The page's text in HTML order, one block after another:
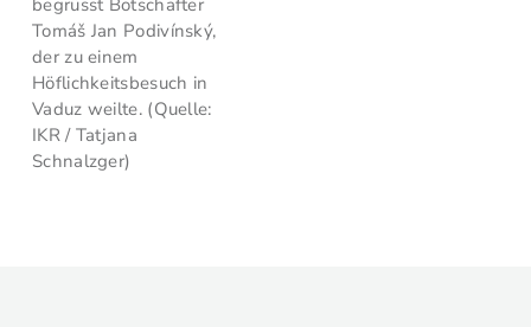
begrüsst Botschafter
Tomáš Jan Podivínský,
der zu einem
Höflichkeitsbesuch in
Vaduz weilte. (Quelle:
IKR / Tatjana
Schnalzger)